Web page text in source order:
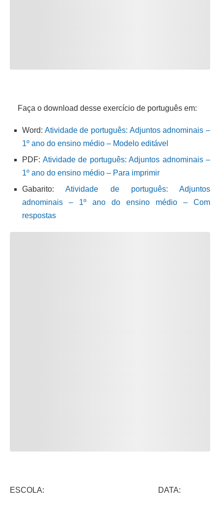
Faça o download desse exercício de português em:
Word: Atividade de português: Adjuntos adnominais –
1º ano do ensino médio – Modelo editável
PDF: Atividade de português: Adjuntos adnominais –
1º ano do ensino médio – Para imprimir
Gabarito:Atividade de português: Adjuntos
adnominais – 1º ano do ensino médio – Com
respostas
ESCOLA: DATA: